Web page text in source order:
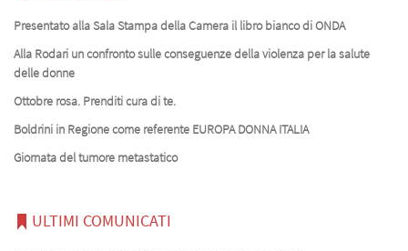
Presentato alla Sala Stampa della Camera il libro bianco di ONDA
Alla Rodari un confronto sulle conseguenze della violenza per la salute
delle donne
Ottobre rosa. Prenditi cura di te.
Boldrini in Regione come referente EUROPA DONNA ITALIA
Giornata del tumore metastatico
ULTIMI COMUNICATI